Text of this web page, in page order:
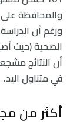
ورغم أن
الصحية (حيث
أن النتائج
في متناول اليد.
أكثر من